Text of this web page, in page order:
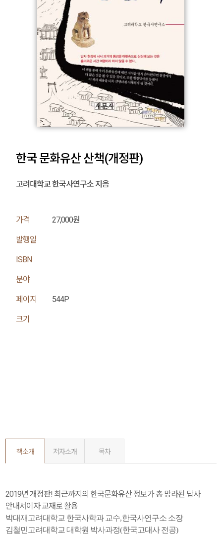
한국 문화유산 산책(개정판)
고려대학교 한국사연구소 지음
가격 27,000원
발행일
ISBN
분야
페이지 544P
크기
책소개 저자소개 목차
2019년 개정판! 최근까지의 한국문화유산 정보가 총 망라된 답사
안내서이자 교재로 활용
박대재 고려대학교 한국사학과 교수,한국사연구소 소장
김철민 고려대학교 대학원 박사과정(한국고대사 전공)